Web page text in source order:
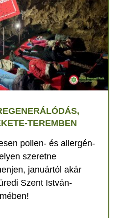
TEREMBEN
pollen- és allergén-
szeretne
januártól akár
Szent István-